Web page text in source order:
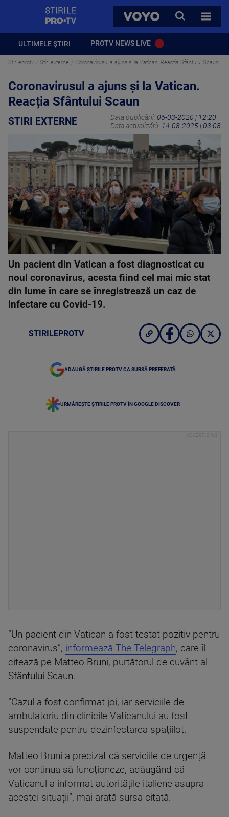
VOYO
CAUTA
TOATE
ULTIMELE ȘTIRI PROTV NEWS LIVE
Stirileprotv Stiri externe Coronavirusul a ajuns și la Vatican. Reacția Sfântului Scaun
Coronavirusul a ajuns și la Vatican.
Reacția Sfântului Scaun
STIRI EXTERNE Data publicării: 06-03-2020 | 12:20
Data actualizării: 14-08-2025 | 03:08
Un pacient din Vatican a fost diagnosticat cu
noul coronavirus, acesta fiind cel mai mic stat
din lume în care se înregistrează un caz de
infectare cu Covid-19.
STIRILEPROTV
ADAUGĂ ȘTIRILE PROTV CA SURSĂ PREFERATĂ
URMĂREȘTE ȘTIRILE PROTV ÎN GOOGLE DISCOVER
”Un pacient din Vatican a fost testat pozitiv pentru
coronavirus”, informează The Telegraph, care îl
citează pe Matteo Bruni, purtătorul de cuvânt al
Sfântului Scaun.
”Cazul a fost confirmat joi, iar serviciile de
ambulatoriu din clinicile Vaticanului au fost
suspendate pentru dezinfectarea spațiilot.
Matteo Bruni a precizat că serviciile de urgență
vor continua să funcționeze, adăugând că
Vaticanul a informat autoritățile italiene asupra
acestei situații”, mai arată sursa citată.